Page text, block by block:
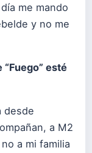
me mando
y no me
“Fuego” esté
desde
a M2
a mi familia